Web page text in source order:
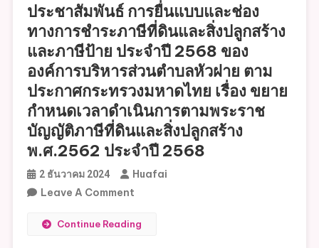
ประชาสัมพันธ์ การยื่นแบบและช่อง
ทางการชำระภาษีที่ดินและสิ่งปลูกสร้าง
และภาษีป้าย ประจำปี 2568 ของ
องค์การบริหารส่วนตำบลหัวฝาย ตาม
ประกาศกระทรวงมหาดไทย เรื่อง ขยาย
กำหนดเวลาดำเนินการตามพระราช
บัญญัติภาษีที่ดินและสิ่งปลูกสร้าง
พ.ศ.2562 ประจำปี 2568
2 ธันวาคม 2024
Huafai
Leave A CommentOn
การ
Continue Reading